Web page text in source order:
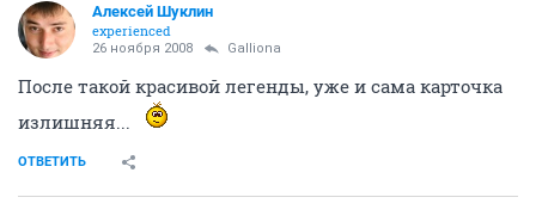
Алексей Шуклин
experienced
26 ноября 2008 Galliona
После такой красивой легенды, уже и сама карточка
излишняя...
ОТВЕТИТЬ